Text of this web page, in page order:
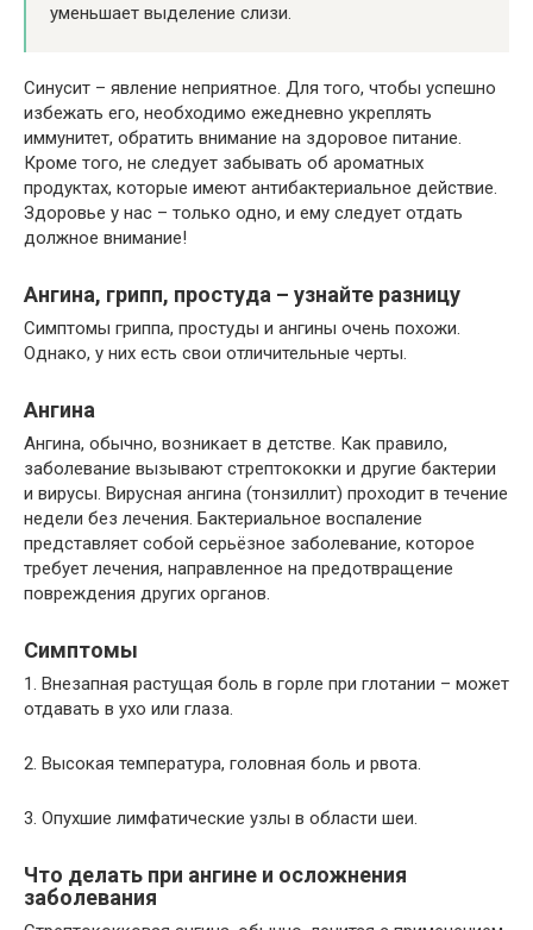
уменьшает выделение слизи.
Синусит – явление неприятное. Для того, чтобы успешно
избежать его, необходимо ежедневно укреплять
иммунитет, обратить внимание на здоровое питание.
Кроме того, не следует забывать об ароматных
продуктах, которые имеют антибактериальное действие.
Здоровье у нас – только одно, и ему следует отдать
должное внимание!
Ангина, грипп, простуда – узнайте разницу
Симптомы гриппа, простуды и ангины очень похожи.
Однако, у них есть свои отличительные черты.
Ангина
Ангина, обычно, возникает в детстве. Как правило,
заболевание вызывают стрептококки и другие бактерии
и вирусы. Вирусная ангина (тонзиллит) проходит в течение
недели без лечения. Бактериальное воспаление
представляет собой серьёзное заболевание, которое
требует лечения, направленное на предотвращение
повреждения других органов.
Симптомы
1. Внезапная растущая боль в горле при глотании – может
отдавать в ухо или глаза.
2. Высокая температура, головная боль и рвота.
3. Опухшие лимфатические узлы в области шеи.
Что делать при ангине и осложнения
заболевания